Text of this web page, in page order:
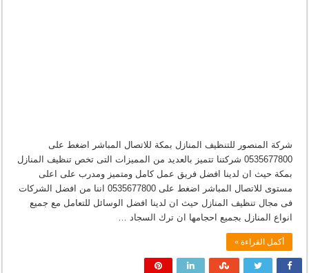
شركة المنصور للتنظيف المنازل بمكة للاتصال المباشر اضغط على
0535677800 شركتنا تتميز بالعديد من المميزات التى تخص تنظيف المنازل
بمكة حيث ان لدينا افضل فريق عمل كامل ومتميز ومدرب على اعلى
مستوى للاتصال المباشر اضغط على 0535677800 اننا من افضل الشركات
فى مجال تنظيف المنازل حيث ان لدينا افضل الوسائل للتعامل مع جميع
انواع المنازل بجميع احجامها ان ترك السجاد …
أكمل القراءة »